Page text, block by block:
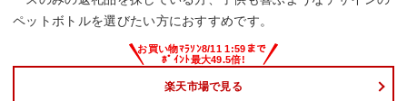
ペットボトルを選びたい方におすすめです。
楽天市場で見る